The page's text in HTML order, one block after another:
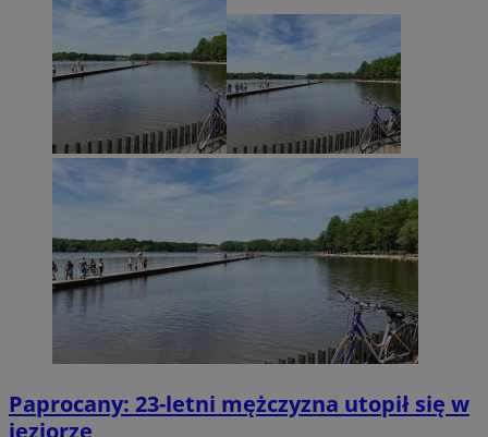
Paprocany: 23-letni mężczyzna utopił się w
jeziorze